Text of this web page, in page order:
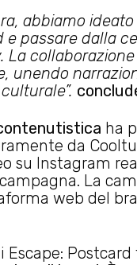
abbiamo
e passare dalla
La
unendo
ha
da
su Instagram
La
web del
Escape: